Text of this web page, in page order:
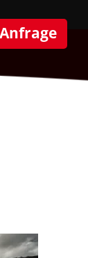
Anfrage